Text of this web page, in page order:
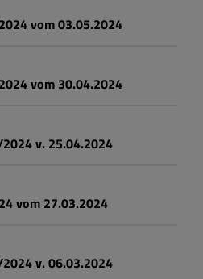
vom 03.05.2024
vom 30.04.2024
v. 25.04.2024
vom 27.03.2024
v. 06.03.2024